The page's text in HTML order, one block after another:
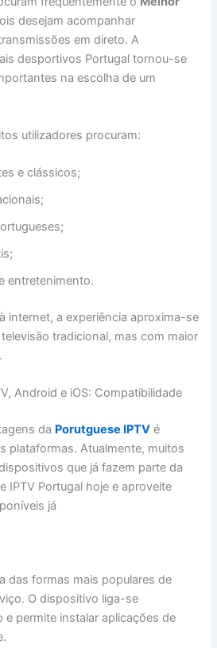
desejam acompanhar
em direto. A
desportivos Portugal tornou-se
na escolha de um
utilizadores procuram:
e clássicos;
entretenimento.
internet, a experiência aproxima-se
tradicional, mas com maior
Android e iOS: Compatibilidade
da Porutguese IPTV é
plataformas. Atualmente, muitos
que já fazem parte da
IPTV Portugal hoje e aproveite
já
das formas mais populares de
O dispositivo liga-se
e permite instalar aplicações de